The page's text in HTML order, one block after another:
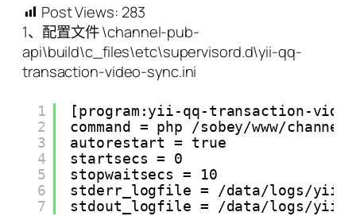
Post Views: 283
1、配置文件 \channel-pub-
api\build\c_files\etc\supervisord.d\yii-qq-
transaction-video-sync.ini
1
2
3
4
5
6
7
[program:yii-qq-transaction-
command = php /sobey/www/
autorestart = true
startsecs = 0
stopwaitsecs = 10
stderr_logfile = /data/logs/yii-
stdout_logfile = /data/logs/yii-